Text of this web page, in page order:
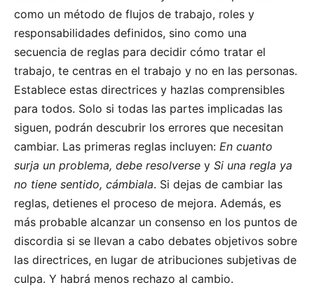
como un método de flujos de trabajo, roles y
responsabilidades definidos, sino como una
secuencia de reglas para decidir cómo tratar el
trabajo, te centras en el trabajo y no en las personas.
Establece estas directrices y hazlas comprensibles
para todos. Solo si todas las partes implicadas las
siguen, podrán descubrir los errores que necesitan
cambiar. Las primeras reglas incluyen: En cuanto
surja un problema, debe resolverse y Si una regla ya
no tiene sentido, cámbiala. Si dejas de cambiar las
reglas, detienes el proceso de mejora. Además, es
más probable alcanzar un consenso en los puntos de
discordia si se llevan a cabo debates objetivos sobre
las directrices, en lugar de atribuciones subjetivas de
culpa. Y habrá menos rechazo al cambio.